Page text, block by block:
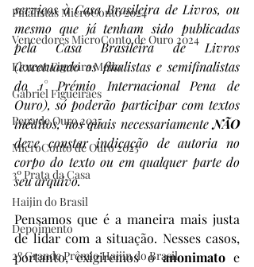
Finalistas MicroConto 2024
Vencedores MicroConto de Ouro 2024
Elomar Figueira Mello
Gabriel Figueiraes
Pena de Ouro 2025
MicroConto de Ouro 2025
3º Prata da Casa
Haijin do Brasil
Depoimento
2º Grande Prêmio Haijin do Brasil
serviços à Casa Brasileira de Livros, ou
mesmo que já tenham sido publicadas
pela Casa Brasileira de Livros
(excetuando os finalistas e semifinalistas
do 1° Prémio Internacional Pena de
Ouro), só poderão participar com textos
inéditos, nos quais necessariamente NÃO
deve constar indicação de autoria no
corpo do texto ou em qualquer parte do
seu arquivo.
Pensamos que é a maneira mais justa
de lidar com a situação. Nesses casos,
portanto, exigiremos o anonimato